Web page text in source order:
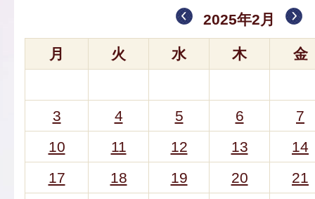
2025年2月
月 火 水 木 金
3 4 5 6
7
10
11 12 13
14
17
18 19 20
21